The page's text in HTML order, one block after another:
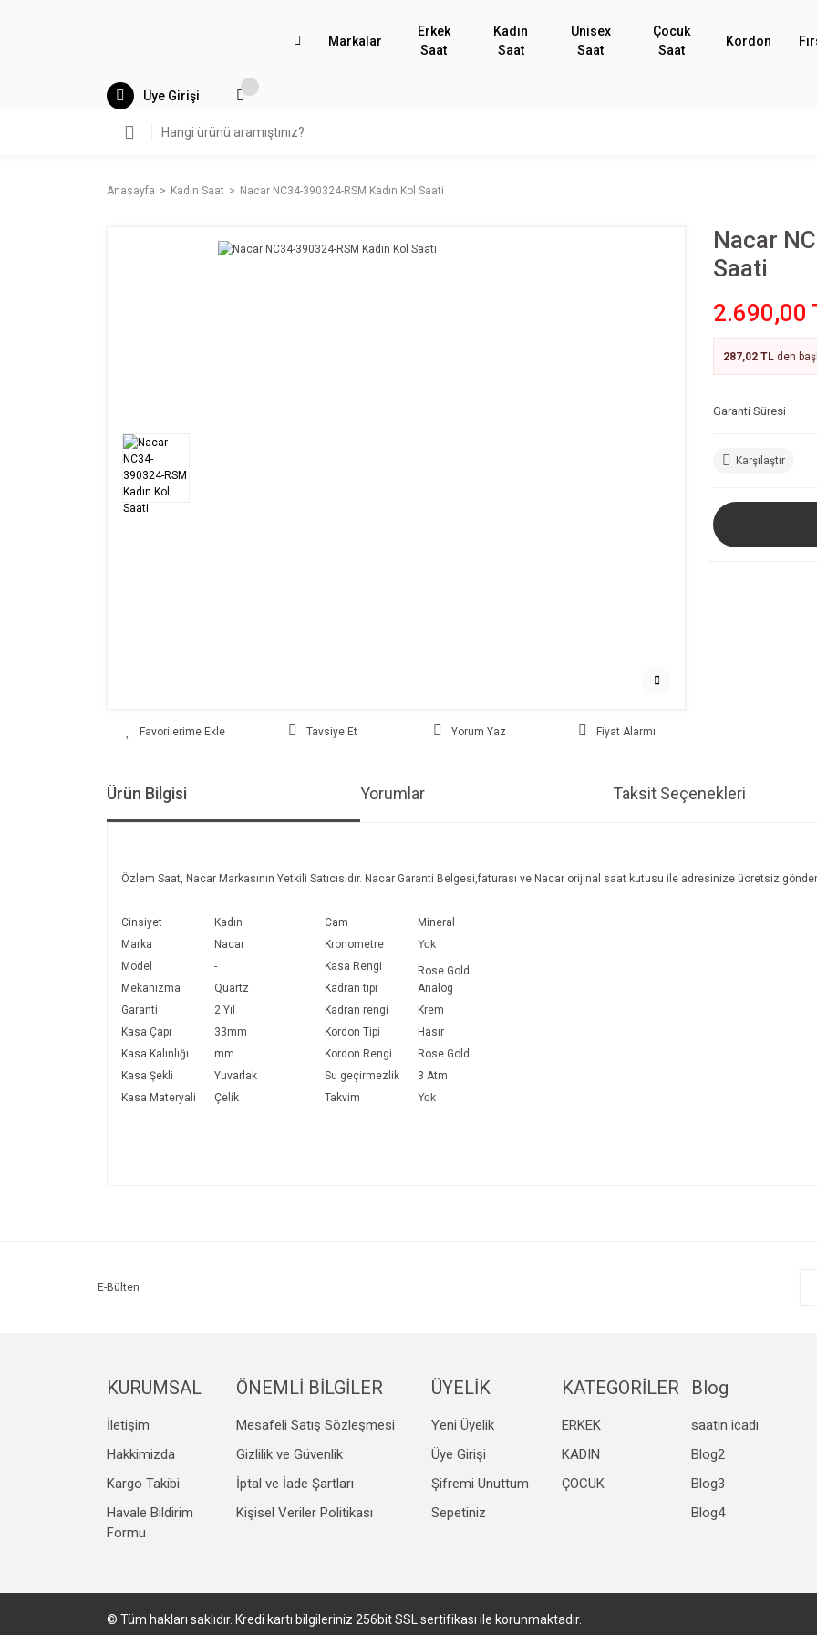
Markalar
Erkek
Saat
Kadın
Saat
Unisex
Saat
Çocuk
Saat
Kordon
Üye Girişi
Anasayfa Kadın Saat Nacar NC34-390324-RSM Kadın Kol Saati
Tavsiye Et Yorum Yaz Fiyat Alarmı
Nacar
Saati
2.690,00
287,02 TL den
Garanti Süresi
Karşılaştır
Ürün Bilgisi Yorumlar Taksit Seçenekleri
Özlem Saat, Nacar Markasının Yetkili Satıcısıdır. Nacar Garanti Belgesi,faturası ve Nacar orijinal saat kutusu ile adresinize ücretsiz
Cinsiyet Kadın Cam
Mineral
Marka
Nacar Kronometre
Yok
Model
- Kasa Rengi
Rose Gold
Mekanizma
Quartz Kadran tipi
Analog
Garanti
2 Yıl Kadran rengi
Krem
Kasa Çapı
33mm Kordon Tipi
Hasır
Kasa Kalınlığı
mm Kordon Rengi
Rose Gold
Kasa Şekli
Yuvarlak Su geçirmezlik
3 Atm
Kasa Materyali
Çelik Takvim Yok
Gönder
E-Bülten
KURUMSAL
İletişim
Hakkimizda
Kargo Takibi
Havale Bildirim
Formu
ÖNEMLİ BİLGİLER
Mesafeli Satış Sözleşmesi
Gizlilik ve Güvenlik
İptal ve İade Şartları
Kişisel Veriler Politikası
ÜYELİK
Yeni Üyelik
Üye Girişi
Şifremi Unuttum
Sepetiniz
KATEGORİLER
ERKEK
KADIN
ÇOCUK
Blog
saatin icadı
Blog2
Blog3
Blog4
© Tüm hakları saklıdır. Kredi kartı bilgileriniz 256bit SSL sertifikası ile korunmaktadır.